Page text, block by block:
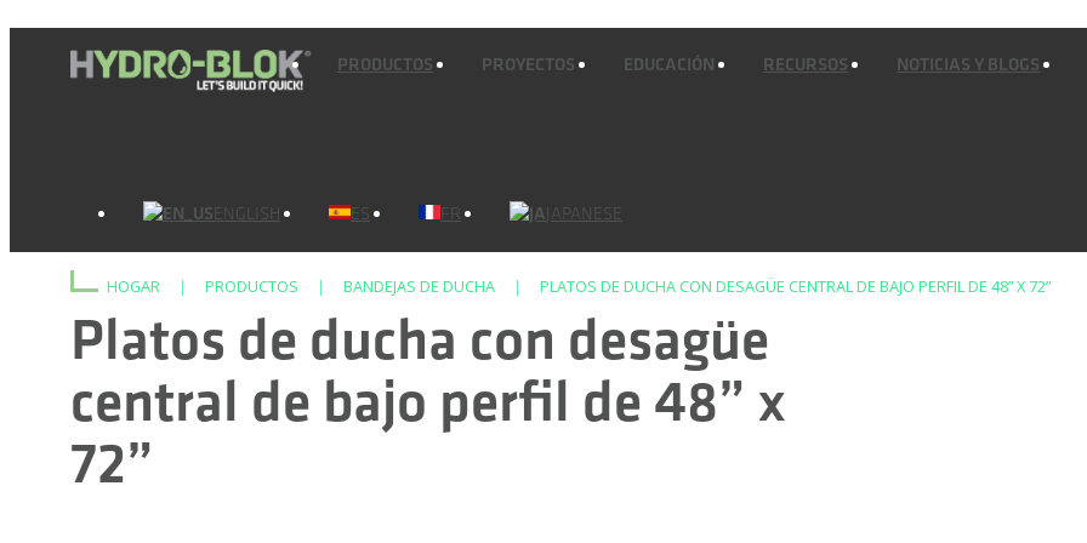
PRODUCTOS PROYECTOS EDUCACIÓN RECURSOS NOTICIAS Y BLOGS
ENGLISH ES FR JAPANESE
HOGAR | PRODUCTOS | BANDEJAS DE DUCHA | PLATOS DE DUCHA CON DESAGÜE CENTRAL DE BAJO PERFIL DE 48” X 72”
Platos de ducha con desagüe
central de bajo perfil de 48” x
72”